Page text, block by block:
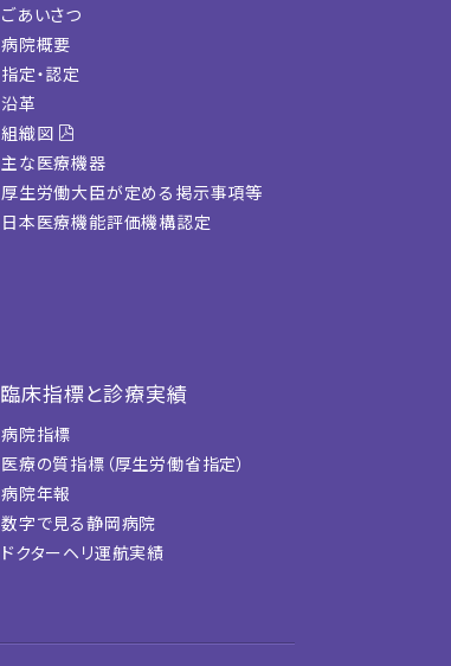
ごあいさつ
病院概要
指定・認定
沿革
組織図
主な医療機器
厚生労働大臣が定める掲示事項等
日本医療機能評価機構認定
臨床指標と診療実績
病院指標
医療の質指標（厚生労働省指定）
病院年報
数字で見る静岡病院
ドクターヘリ運航実績